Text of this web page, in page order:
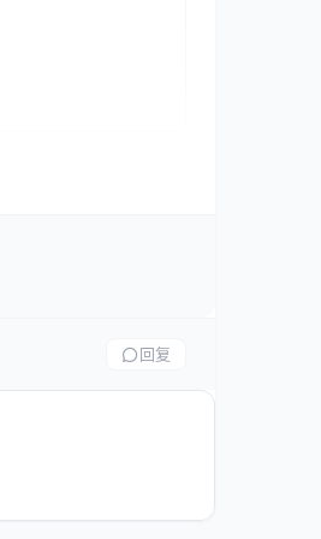
以上，同时客户等
回复